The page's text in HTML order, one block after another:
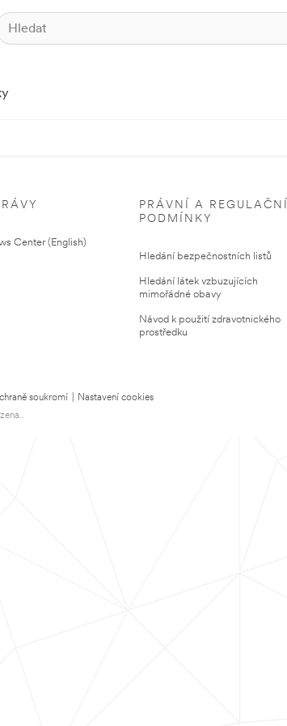
Center (English)
PRÁVNÍ A REGULAČNÍ
PODMÍNKY
Hledání bezpečnostních listů
Hledání látek vzbuzujících
mimořádné obavy
Návod k použití zdravotnického
prostředku
soukromí
Nastavení cookies